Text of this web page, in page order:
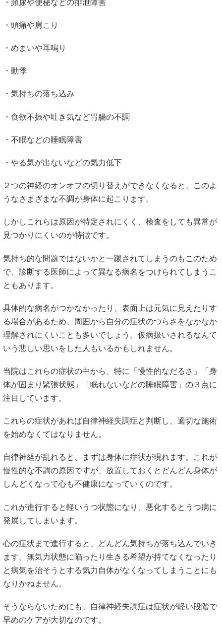
・頻尿や便秘などの排泄障害
・頭痛や肩こり
・めまいや耳鳴り
・動悸
・気持ちの落ち込み
・食欲不振や吐き気など胃腸の不調
・不眠などの睡眠障害
・やる気が出ないなどの気力低下
２つの神経のオンオフの切り替えができなくなると、このよ
うなさまざまな不調が身体に起こります。
しかしこれらは原因が特定されにくく、検査をしても異常が
見つかりにくいのが特徴です。
気持ち的な問題ではないかと一蹴されてしまうのもこのため
で、診断する医師によって異なる病名をつけられてしまうこ
ともあります。
具体的な病名がつかなかったり、表面上は元気に見えたりす
る場合があるため、周囲から自分の症状のつらさをなかなか
理解されにくいことも多いでしょう。仮病扱いされるなんて
いう悲しい思いをした人もいるかもしれません。
当院はこれらの症状の中から、特に「慢性的なだるさ」「身
体が固まり緊張状態」「眠れないなどの睡眠障害」の３点に
注目しています。
これらの症状があれば自律神経失調症と判断し、適切な施術
を始めなくてはなりません。
自律神経が乱れると、まずは身体に症状が現れます。これが
慢性的な不調の原因ですが、放置しておくとどんどん身体が
しんどくなって心も不健康になっていくのです。
これが進行すると軽いうつ状態になり、悪化するとうつ病に
発展してしまいます。
心の症状まで進行すると、どんどん気持ちが落ち込んでいき
ます。無気力状態に陥ったり生きる希望が持てなくなったり
と病気を治そうとする気力自体がなくなってしまうことにも
なりかねません。
そうならないためにも、自律神経失調症は症状が軽い段階で
早めのケアが大切なのです。